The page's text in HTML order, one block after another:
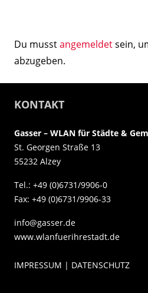
Du musstangemeldetsein,
abzugeben.
KONTAKT
Gasser – WLAN für Städte &
St. Georgen Straße 13
55232 Alzey
Tel.: +49 (0)6731/9906-0
Fax: +49 (0)6731/9906-33
info@gasser.de
www.wlanfuerihrestadt.de
IMPRESSUM | DATENSCHUTZ